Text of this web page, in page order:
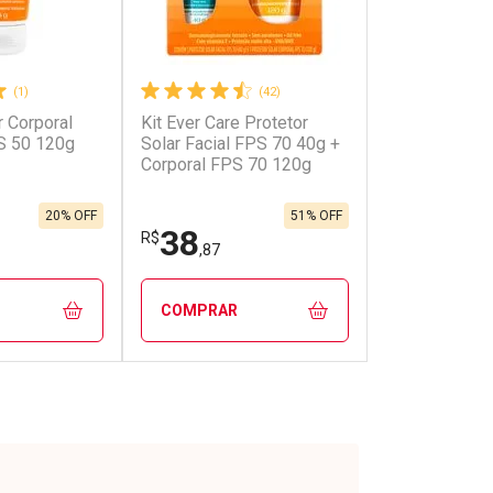
(1)
Corporal
50 120g
20% OFF
(42)
Kit Ever Care Protetor
Solar Facial FPS 70 40g +
Corporal FPS 70 120g
R$38,87
51% OFF
COMPRAR